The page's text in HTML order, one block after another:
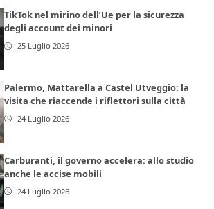
TikTok nel mirino dell’Ue per la sicurezza
degli account dei minori
25 Luglio 2026
Palermo, Mattarella a Castel Utveggio: la
visita che riaccende i riflettori sulla città
24 Luglio 2026
Carburanti, il governo accelera: allo studio
anche le accise mobili
24 Luglio 2026